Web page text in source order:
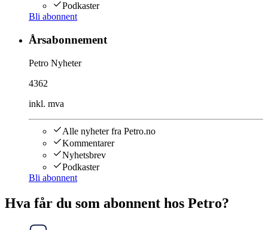
Podkaster
Bli abonnent
Årsabonnement
Petro Nyheter
4362
inkl. mva
Alle nyheter fra Petro.no
Kommentarer
Nyhetsbrev
Podkaster
Bli abonnent
Hva får du som abonnent hos Petro?